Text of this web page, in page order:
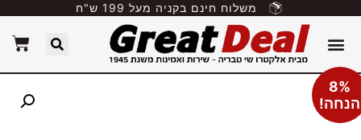
משלוח חינם בקניה מעל 199 ש"ח
8%
הנחה!